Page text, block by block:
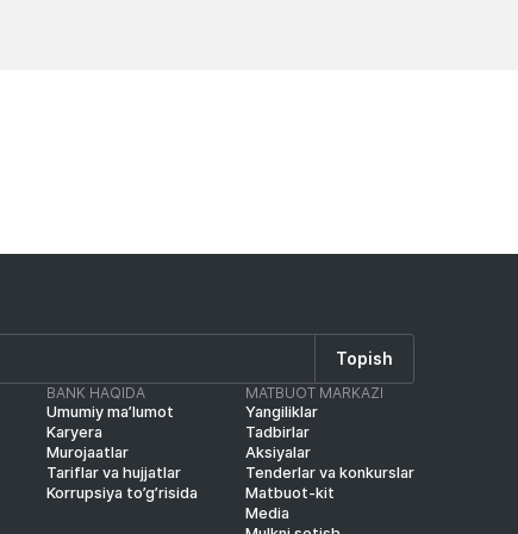
Topish
BANK HAQIDA
Umumiy ma’lumot
Karyera
Murojaatlar
Tariflar va hujjatlar
Korrupsiya to’g’risida
MATBUOT MARKAZI
Yangiliklar
Tadbirlar
Aksiyalar
Tenderlar va konkurslar
Matbuot-kit
Media